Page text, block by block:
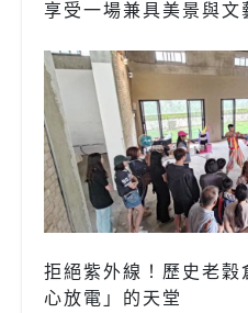
享受一場兼具美景與文
拒絕紫外線！歷史老穀
心放電」的天堂